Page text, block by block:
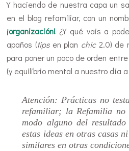
Y haciendo de nuestra capa un
en el blog refamiliar, con un
¡organización! ¿Y qué vais a
apaños (tipsen plan chic 2.0) de
para poner un poco de orden
(y equilibrio mental a nuestro día
Atención: Prácticas no
refamiliar; la Refamilia no
modo alguno del
estas ideas en otras casas
similares en otras